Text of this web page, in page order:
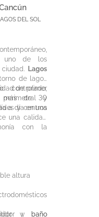
LAGOS DEL SOL
uno de los
Lagos
de lagos
de primer
más de 30
a día en una
controlado,
perimetral y
y centros
una calidad
con la
altura
y baño
y baño